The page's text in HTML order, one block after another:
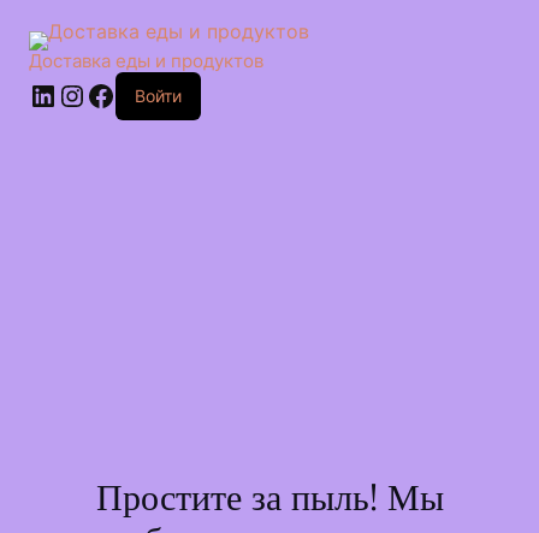
сутиДоставка еды и продуктов
LinkedIn
Instagram
Facebook
Войти
Простите за пыль! Мы